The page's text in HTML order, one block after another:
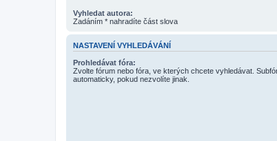
Vyhledat autora:
Zadáním * nahradíte část slova
NASTAVENÍ VYHLEDÁVÁNÍ
Prohledávat fóra:
Zvolte fórum nebo fóra, ve kterých chcete vyhledávat.
automaticky, pokud nezvolíte jinak.